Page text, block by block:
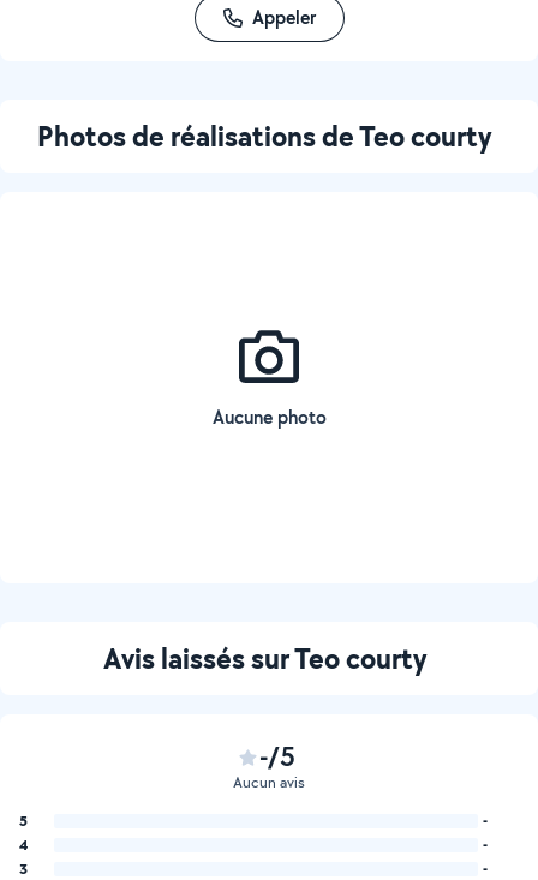
Appeler
Photos de réalisations de Teo courty
Aucune photo
Avis laissés sur Teo courty
-/5
Aucun avis
5
-
4
-
3
-